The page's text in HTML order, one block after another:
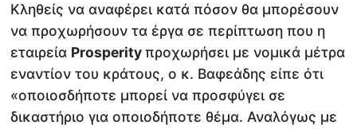
Κληθείς να αναφέρει κατά πόσον θα μπορέσουν
να προχωρήσουν τα έργα σε περίπτωση που η
εταιρεία Prosperityπροχωρήσει με νομικά μέτρα
εναντίον του κράτους, ο κ. Βαφεάδης είπε ότι
«οποιοσδήποτε μπορεί να προσφύγει σε
δικαστήριο για οποιοδήποτε θέμα. Αναλόγως με